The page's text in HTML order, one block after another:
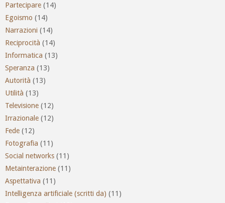
Partecipare (14)
Egoismo (14)
Narrazioni (14)
Reciprocità (14)
Informatica (13)
Speranza (13)
Autorità (13)
Utilità (13)
Televisione (12)
Irrazionale (12)
Fede (12)
Fotografia (11)
Social networks (11)
Metainterazione (11)
Aspettativa (11)
Intelligenza artificiale (scritti da) (11)